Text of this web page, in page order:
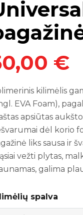
€
kilimėlis
EVA Foam),
apsiūtas
dėl korio
liks sausa ir
vežti plytas,
galima
spalva